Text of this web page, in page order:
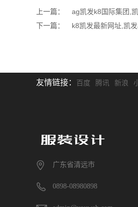
上一篇：
ag凯发k8国际集团,
下一篇：
k8凯发最新网址,凯
友情链接： 百度 腾讯 新浪
广东省清远市
0898-08980898